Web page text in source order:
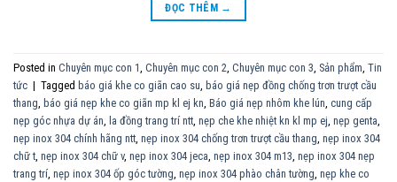
ĐỌC THÊM →
Posted in Chuyên mục con 1, Chuyên mục con 2, Chuyên mục con 3, Sản phẩm, Tin
tức | Tagged báo giá khe co giãn cao su, báo giá nẹp đồng chống trơn trượt cầu
thang, báo giá nẹp khe co giãn mp kl ej kn, Báo giá nẹp nhôm khe lún, cung cấp
nẹp góc nhựa dự án, la đồng trang trí ntt, nẹp che khe nhiệt kn kl mp ej, nẹp genta,
nẹp inox 304 chính hãng ntt, nẹp inox 304 chống trơn trượt cầu thang, nẹp inox 304
chữ t, nẹp inox 304 chữ v, nẹp inox 304 jeca, nẹp inox 304 m13, nẹp inox 304 nẹp
trang trí, nẹp inox 304 ốp góc tường, nẹp inox 304 phào chân tường, nẹp khe co